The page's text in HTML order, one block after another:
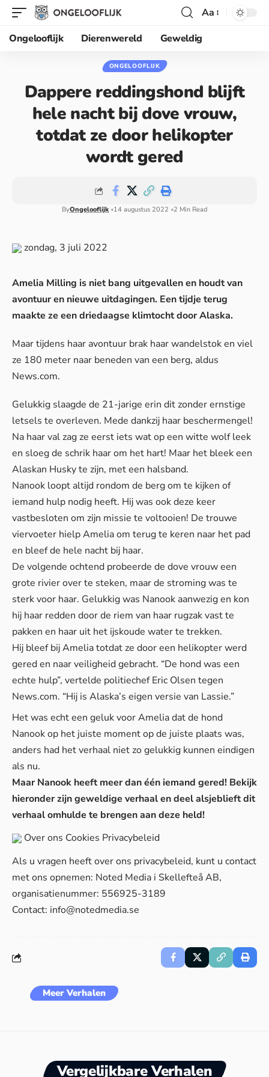
Aa
Ongelooflijk
Dierenwereld Geweldig
ONGELOOFLIJK
Dappere reddingshond blijft
hele nacht bij dove vrouw,
totdat ze door helikopter
wordt gered
ByOngelooflijk 14 augustus 2022 2 Min Read
zondag, 3 juli 2022
Amelia Milling is niet bang uitgevallen en houdt van
avontuur en nieuwe uitdagingen. Een tijdje terug
maakte ze een driedaagse klimtocht door Alaska.
Maar tijdens haar avontuur brak haar wandelstok en viel
ze 180 meter naar beneden van een berg, aldus
News.com.
Gelukkig slaagde de 21-jarige erin dit zonder ernstige
letsels te overleven. Mede dankzij haar beschermengel!
Na haar val zag ze eerst iets wat op een witte wolf leek
en sloeg de schrik haar om het hart! Maar het bleek een
Alaskan Husky te zijn, met een halsband.
Nanook loopt altijd rondom de berg om te kijken of
iemand hulp nodig heeft. Hij was ook deze keer
vastbesloten om zijn missie te voltooien! De trouwe
viervoeter hielp Amelia om terug te keren naar het pad
en bleef de hele nacht bij haar.
De volgende ochtend probeerde de dove vrouw een
grote rivier over te steken, maar de stroming was te
sterk voor haar. Gelukkig was Nanook aanwezig en kon
hij haar redden door de riem van haar rugzak vast te
pakken en haar uit het ijskoude water te trekken.
Hij bleef bij Amelia totdat ze door een helikopter werd
gered en naar veiligheid gebracht. “De hond was een
echte hulp”, vertelde politiechef Eric Olsen tegen
News.com. “Hij is Alaska’s eigen versie van Lassie.”
Het was echt een geluk voor Amelia dat de hond
Nanook op het juiste moment op de juiste plaats was,
anders had het verhaal niet zo gelukkig kunnen eindigen
als nu.
Maar Nanook heeft meer dan één iemand gered! Bekijk
hieronder zijn geweldige verhaal en deel alsjeblieft dit
verhaal omhulde te brengen aan deze held!
Over ons Cookies Privacybeleid
Als u vragen heeft over ons privacybeleid, kunt u contact
met ons opnemen: Noted Media i Skellefteå AB,
organisatienummer: 556925-3189
Contact: info@notedmedia.se
Meer Verhalen
Vergelijkbare Verhalen